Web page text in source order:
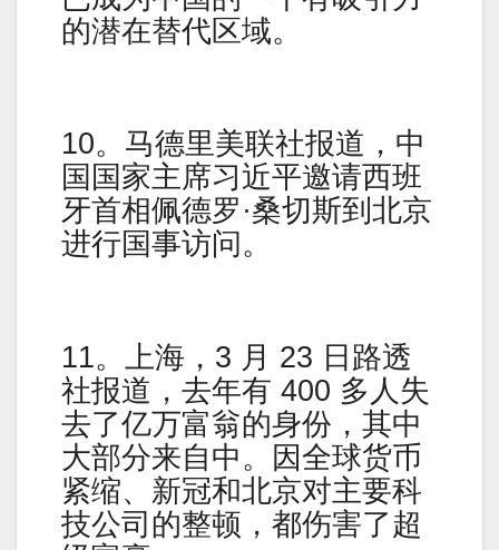
的潜在替代区域。
10。马德里美联社报道，中
国国家主席习近平邀请西班
牙首相佩德罗·桑切斯到北京
进行国事访问。
11。上海，3 月 23 日路透
社报道，去年有 400 多人失
去了亿万富翁的身份，其中
大部分来自中。因全球货币
紧缩、新冠和北京对主要科
技公司的整顿，都伤害了超